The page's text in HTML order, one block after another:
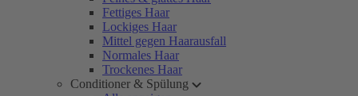
Fettiges Haar
Lockiges Haar
Mittel gegen Haarausfall
Normales Haar
Trockenes Haar
Conditioner & Spülung